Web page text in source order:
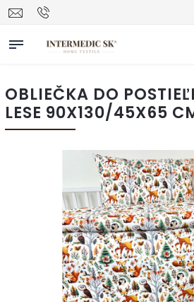
OBLIEČKA DO
LESE 90X130/45X65